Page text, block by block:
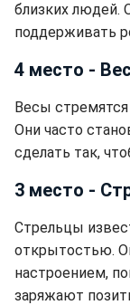
близких людей.
поддерживать
4 место -
Весы
Они часто
сделать так,
3 место -
Стрельцы
открытостью.
настроением,
заряжают